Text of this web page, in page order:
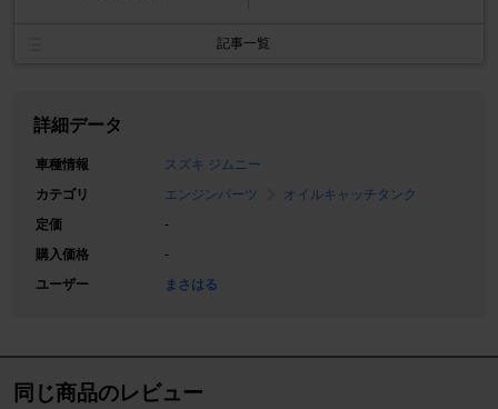
記事一覧
詳細データ
車種情報
スズキ ジムニー
カテゴリ
エンジンパーツ
オイルキャッチタンク
定価
-
購入価格
-
ユーザー
まさはる
同じ商品のレビュー